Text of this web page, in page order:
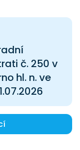
č. 250 v
hl. n. ve